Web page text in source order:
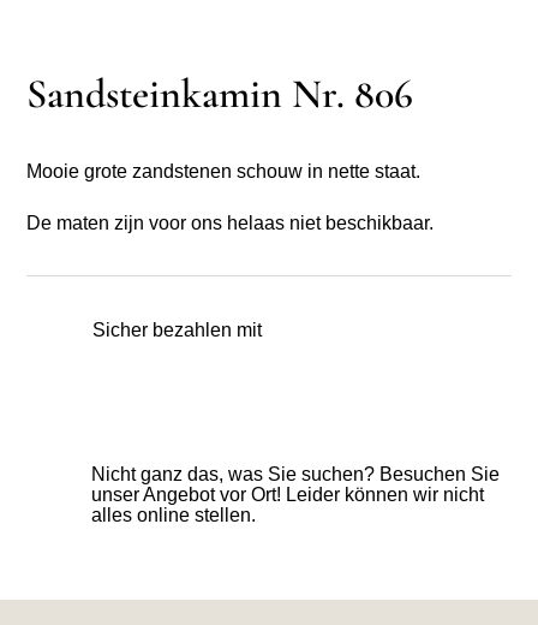
Sandsteinkamin Nr. 806
Mooie grote zandstenen schouw in nette staat.
De maten zijn voor ons helaas niet beschikbaar.
Sicher bezahlen mit
Nicht ganz das, was Sie suchen? Besuchen Sie
unser Angebot vor Ort! Leider können wir nicht
alles online stellen.